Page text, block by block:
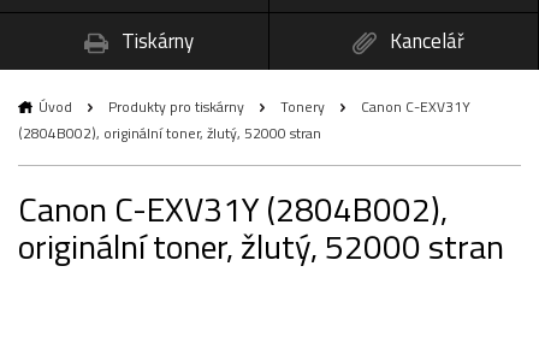
Tiskárny
Kancelář
Úvod Produkty pro tiskárny Tonery
Canon C-EXV31Y
(2804B002), originální toner, žlutý, 52000 stran
Canon C-EXV31Y (2804B002),
originální toner, žlutý, 52000 stran